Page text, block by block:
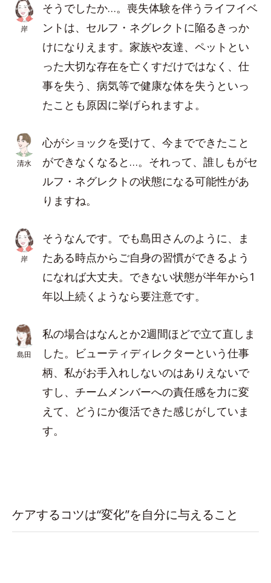
岸
そうでしたか…。喪失体験を伴うライフイベ
ントは、セルフ・ネグレクトに陥るきっか
けになりえます。家族や友達、ペットとい
った大切な存在を亡くすだけではなく、仕
事を失う、病気等で健康な体を失うといっ
たことも原因に挙げられますよ。
清水
心がショックを受けて、今までできたこと
ができなくなると…。それって、誰しもがセ
ルフ・ネグレクトの状態になる可能性があ
りますね。
岸
そうなんです。でも島田さんのように、ま
たある時点からご自身の習慣ができるよう
になれば大丈夫。できない状態が半年から1
年以上続くようなら要注意です。
島田
私の場合はなんとか2週間ほどで立て直しま
した。ビューティディレクターという仕事
柄、私がお手入れしないのはありえないで
すし、チームメンバーへの責任感を力に変
えて、どうにか復活できた感じがしていま
す。
ケアするコツは“変化”を自分に与えること